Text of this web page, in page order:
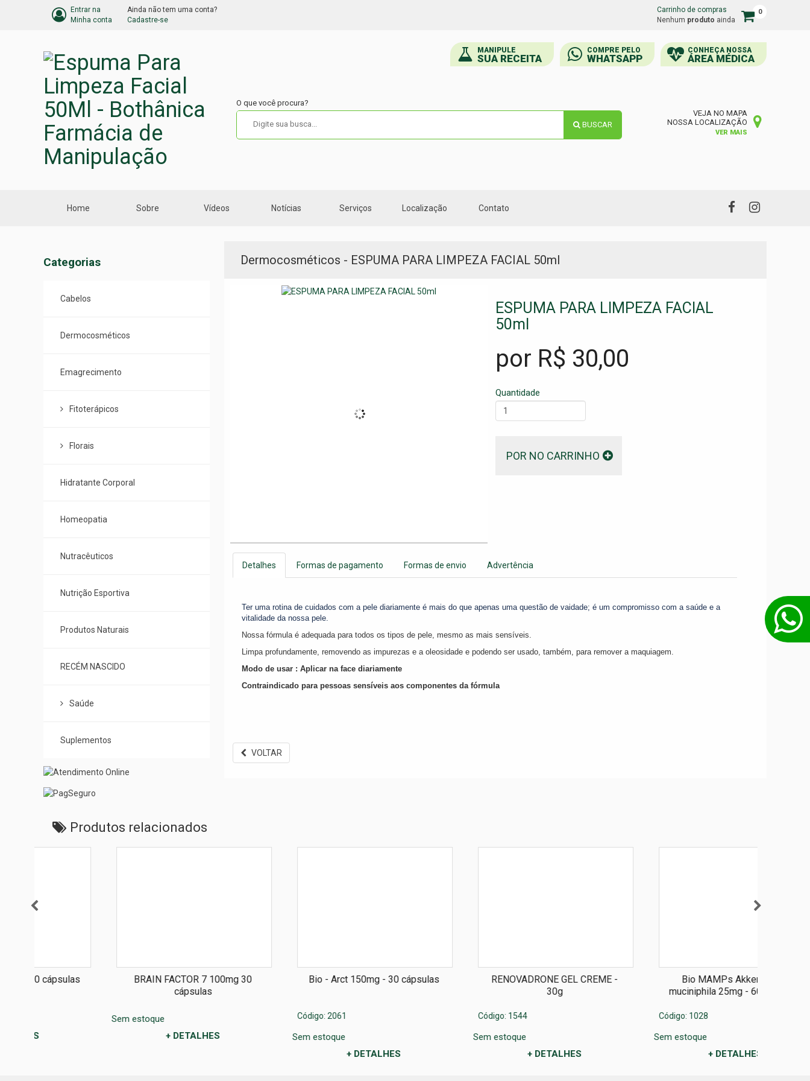
Entrar na
Minha conta
Ainda não tem uma conta?
Cadastre-se
Carrinho
compras
Carrinho de compras
Nenhum produto ainda
0
CONHEÇA NOSSA
ÁREA MÉDICA
COMPRE PELO
WHATSAPP
MANIPULE
SUA RECEITA
O que você procura?
BUSCAR
VEJA NO MAPA
NOSSA LOCALIZAÇÃO
VER MAIS
Home Sobre Vídeos Notícias Serviços Localização Contato
Categorias
Menu
Categorias
Cabelos
Dermocosméticos
Emagrecimento
Fitoterápicos
Florais
Hidratante Corporal
Homeopatia
Nutracêuticos
Nutrição Esportiva
Produtos Naturais
RECÉM NASCIDO
Saúde
Suplementos
Dermocosméticos - ESPUMA PARA LIMPEZA FACIAL 50ml
ESPUMA PARA LIMPEZA FACIAL
50ml
por R$ 30,00
Quantidade
POR NO CARRINHO
Detalhes Formas de pagamento Formas de envio Advertência
Ter uma rotina de cuidados com a pele diariamente é mais do que apenas uma questão de vaidade; é um compromisso com a saúde e a
vitalidade da nossa pele.
Nossa fórmula é adequada para todos os tipos de pele, mesmo as mais sensíveis.
Limpa profundamente, removendo as impurezas e a oleosidade e podendo ser usado, também, para remover a maquiagem.
Modo de usar : Aplicar na face diariamente
Contraindicado para pessoas sensíveis aos componentes da fórmula
VOLTAR
Produtos relacionados
BRAIN FACTOR 7 100mg 30
Bio - Arct 150mg - 30 cápsulas
RENOVADRONE GEL CREME -
Bio MAMPs Akkermansia
muciniphila 25mg - 60 cápsulas